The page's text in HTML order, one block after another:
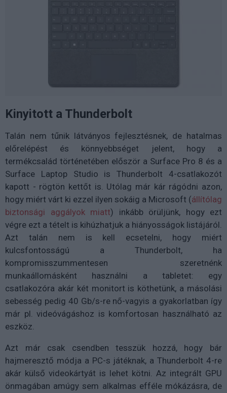
Kinyitott a Thunderbolt
Talán nem tűnik látványos fejlesztésnek, de hatalmas
előrelépést és könnyebbséget jelent, hogy a
termékcsalád történetében először a Surface Pro 8 és a
Surface Laptop Studio is Thunderbolt 4-csatlakozót
kapott - rögtön kettőt is. Utólag már kár rágódni azon,
hogy miért várt ki ezzel ilyen sokáig a Microsoft (állítólag
biztonsági aggályok miatt) inkább örüljünk, hogy ezt
végre ezt a tételt is kihúzhatjuk a hiányosságok listájáról.
Azt talán nem is kell ecsetelni, hogy miért
kulcsfontosságú a Thunderbolt, ha
kompromisszummentesen szeretnénk
munkaállomásként használni a tabletet: egy
csatlakozóra akár két monitort is köthetünk, a másolási
sebesség pedig 40 Gb/s-re nő-vagyis a gyakorlatban így
már pl. videóvágáshoz is komfortosan használható az
eszköz.
Azt már csak csendben tesszük hozzá, hogy bár
hajmeresztő módja a PC-s játéknak, a Thunderbolt 4-re
akár külső videokártyát is lehet kötni. Az integrált GPU
önmagában amúgy sem alkalmas efféle mókázásra, de